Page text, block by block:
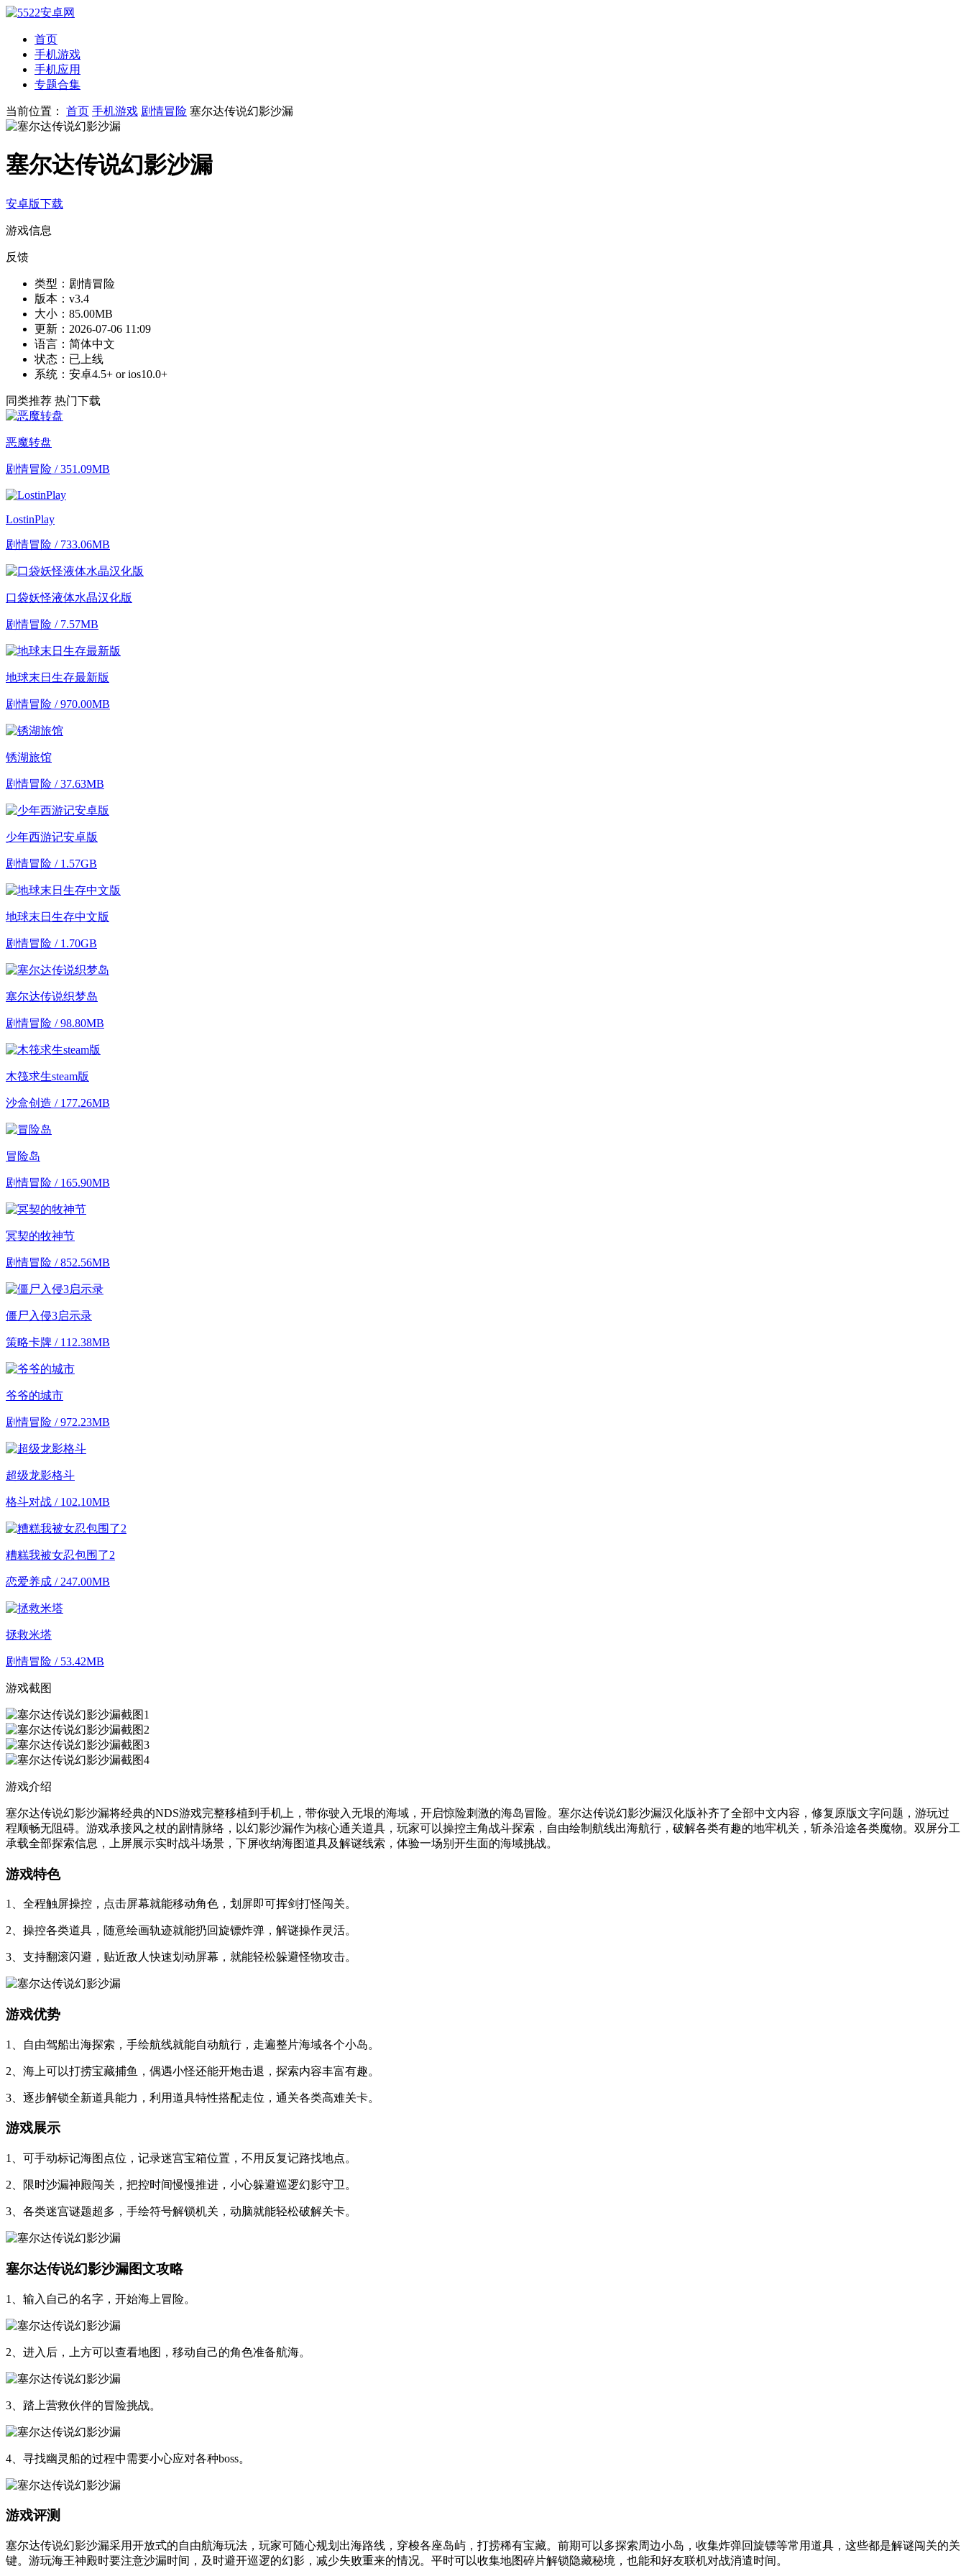
首页
手机游戏
手机应用
专题合集
当前位置： 首页 手机游戏 剧情冒险 塞尔达传说幻影沙漏
塞尔达传说幻影沙漏
安卓版下载
游戏信息
反馈
类型： 剧情冒险
版本： v3.4
大小： 85.00MB
更新： 2026-07-06 11:09
语言： 简体中文
状态： 已上线
系统： 安卓4.5+ or ios10.0+
同类推荐 热门下载
恶魔转盘
剧情冒险 / 351.09MB
LostinPlay
剧情冒险 / 733.06MB
口袋妖怪液体水晶汉化版
剧情冒险 / 7.57MB
地球末日生存最新版
剧情冒险 / 970.00MB
锈湖旅馆
剧情冒险 / 37.63MB
少年西游记安卓版
剧情冒险 / 1.57GB
地球末日生存中文版
剧情冒险 / 1.70GB
塞尔达传说织梦岛
剧情冒险 / 98.80MB
木筏求生steam版
沙盒创造 / 177.26MB
冒险岛
剧情冒险 / 165.90MB
冥契的牧神节
剧情冒险 / 852.56MB
僵尸入侵3启示录
策略卡牌 / 112.38MB
爷爷的城市
剧情冒险 / 972.23MB
超级龙影格斗
格斗对战 / 102.10MB
糟糕我被女忍包围了2
恋爱养成 / 247.00MB
拯救米塔
剧情冒险 / 53.42MB
游戏截图
游戏介绍
塞尔达传说幻影沙漏将经典的NDS游戏完整移植到手机上，带你驶入无垠的海域，开启惊险刺激的海岛冒险。塞尔达传说幻影沙漏汉化版补齐了全部中文内容，修复原版文字问题，游玩过
程顺畅无阻碍。游戏承接风之杖的剧情脉络，以幻影沙漏作为核心通关道具，玩家可以操控主角战斗探索，自由绘制航线出海航行，破解各类有趣的地牢机关，斩杀沿途各类魔物。双屏分工
承载全部探索信息，上屏展示实时战斗场景，下屏收纳海图道具及解谜线索，体验一场别开生面的海域挑战。
游戏特色
1、全程触屏操控，点击屏幕就能移动角色，划屏即可挥剑打怪闯关。
2、操控各类道具，随意绘画轨迹就能扔回旋镖炸弹，解谜操作灵活。
3、支持翻滚闪避，贴近敌人快速划动屏幕，就能轻松躲避怪物攻击。
游戏优势
1、自由驾船出海探索，手绘航线就能自动航行，走遍整片海域各个小岛。
2、海上可以打捞宝藏捕鱼，偶遇小怪还能开炮击退，探索内容丰富有趣。
3、逐步解锁全新道具能力，利用道具特性搭配走位，通关各类高难关卡。
游戏展示
1、可手动标记海图点位，记录迷宫宝箱位置，不用反复记路找地点。
2、限时沙漏神殿闯关，把控时间慢慢推进，小心躲避巡逻幻影守卫。
3、各类迷宫谜题超多，手绘符号解锁机关，动脑就能轻松破解关卡。
塞尔达传说幻影沙漏图文攻略
1、输入自己的名字，开始海上冒险。
2、进入后，上方可以查看地图，移动自己的角色准备航海。
3、踏上营救伙伴的冒险挑战。
4、寻找幽灵船的过程中需要小心应对各种boss。
游戏评测
塞尔达传说幻影沙漏采用开放式的自由航海玩法，玩家可随心规划出海路线，穿梭各座岛屿，打捞稀有宝藏。前期可以多探索周边小岛，收集炸弹回旋镖等常用道具，这些都是解谜闯关的关
键。游玩海王神殿时要注意沙漏时间，及时避开巡逻的幻影，减少失败重来的情况。平时可以收集地图碎片解锁隐藏秘境，也能和好友联机对战消遣时间。